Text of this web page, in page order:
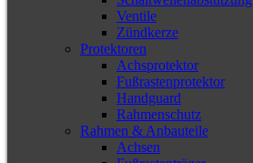
Ventile
Zündkerze
Protektoren
Achsprotektor
Fußrastenprotektor
Handguard
Rahmenschutz
Rahmen & Anbauteile
Achsen